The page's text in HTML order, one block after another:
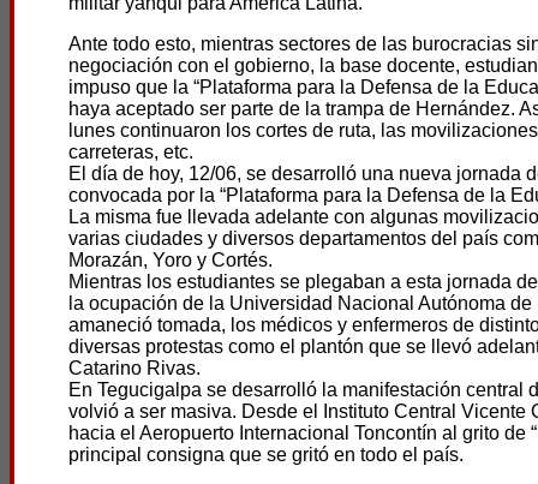
Ante todo esto, mientras sectores de las burocracias
negociación con el gobierno, la base docente,
impuso que la “Plataforma para la Defensa de la
haya aceptado ser parte de la trampa de Hernández.
lunes continuaron los cortes de ruta, las
carreteras, etc.
El día de hoy, 12/06, se desarrolló una nueva jornada
convocada por la “Plataforma para la Defensa de la
La misma fue llevada adelante con algunas
varias ciudades y diversos departamentos del país
Morazán, Yoro y Cortés.
Mientras los estudiantes se plegaban a esta jornada
la ocupación de la Universidad Nacional Autónoma
amaneció tomada, los médicos y enfermeros de
diversas protestas como el plantón que se llevó
Catarino Rivas.
En Tegucigalpa se desarrolló la manifestación central
volvió a ser masiva. Desde el Instituto Central Vicente
hacia el Aeropuerto Internacional Toncontín al grito de
principal consigna que se gritó en todo el país.